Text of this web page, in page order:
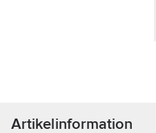
Artikelinformation